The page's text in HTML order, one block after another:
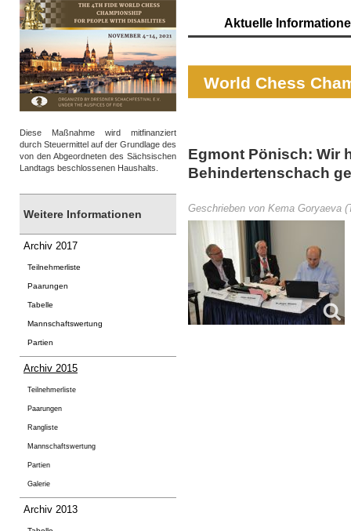
Diese Maßnahme wird mitfinanziert
durch Steuermittel auf der Grundlage des
von den Abgeordneten des Sächsischen
Landtags beschlossenen Haushalts.
Weitere Informationen
Archiv 2017
Teilnehmerliste
Paarungen
Tabelle
Mannschaftswertung
Partien
Archiv 2015
Teilnehmerliste
Paarungen
Rangliste
Mannschaftswertung
Partien
Galerie
Archiv 2013
Aktuelle
World Chess
Egmont Pönisch: Wir
Behindertenschach
Geschrieben von Kema Goryaeva